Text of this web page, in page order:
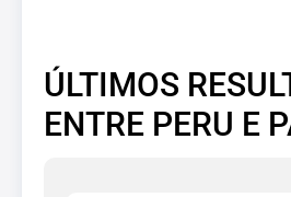
ÚLTIMOS
ENTRE PERU E